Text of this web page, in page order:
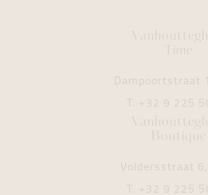
Time
Dampoortstraat
T. +32 9 225
Boutique
Voldersstraat 6,
T. +32 9 225